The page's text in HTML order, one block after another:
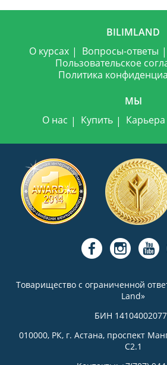
BILIMLAND
О курсах
Вопросы-ответы
Пользовательское
Политика
МЫ
О нас
Купить Карьера
Товарищество с ограниченной
Land»
БИН
010000, РК, г. Астана, проспект
С2.1